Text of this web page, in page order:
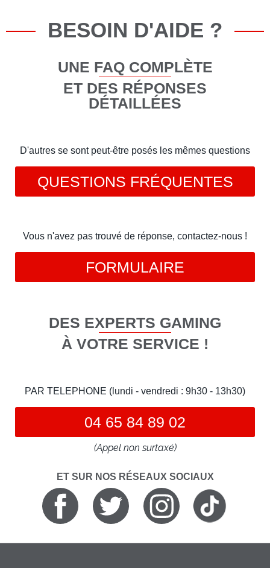
BESOIN D'AIDE ?
UNE FAQ COMPLÈTE
ET DES RÉPONSES
DÉTAILLÉES
D'autres se sont peut-être posés les mêmes questions
QUESTIONS FRÉQUENTES
Vous n'avez pas trouvé de réponse, contactez-nous !
FORMULAIRE
DES EXPERTS GAMING
À VOTRE SERVICE !
PAR TELEPHONE (lundi - vendredi : 9h30 - 13h30)
04 65 84 89 02
(Appel non surtaxé)
ET SUR NOS RÉSEAUX SOCIAUX